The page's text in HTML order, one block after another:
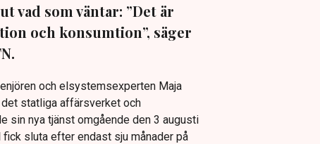
vad som väntar: ”Det är
och konsumtion”, säger
och elsystemsexperten Maja
statliga affärsverket och
sin nya tjänst omgående den 3 augusti
sluta efter endast sju månader på